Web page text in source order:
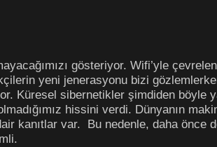
gösteriyor. Wifi’yle
yeni jenerasyonu bizi
Küresel sibernetikler şimdiden böyle
hissini verdi. Dünyanın
kanıtlar var. Bu nedenle, daha önce